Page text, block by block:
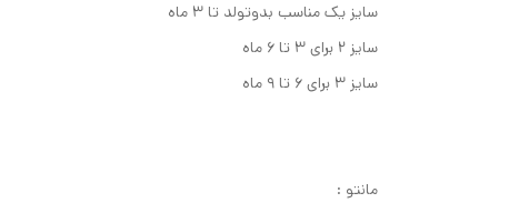
سایز یک مناسب بدوتولد تا ۳ ماه
سایز ۲ برای ۳ تا ۶ ماه
سایز ۳ برای ۶ تا ۹ ماه
مانتو :